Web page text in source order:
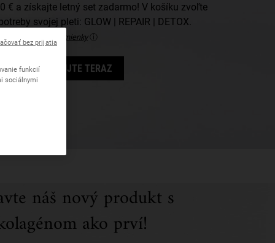
€ a získajte letný set zadarmo! V košíku zvoľte
svojej pleti: GLOW | REPAIR | DETOX.
*Podmienkyⓘ
NAKUPUJTE TERAZ
náš nový produkt s
ako prví!
funkcií
sociálnymi
bez prijatia